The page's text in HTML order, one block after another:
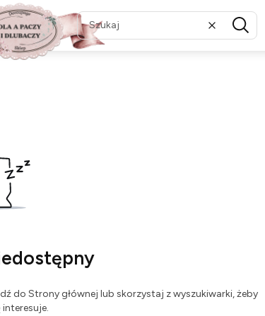
WyczyśćSzukaj
do Strony głównej lub skorzystaj z wyszukiwarki, żeby